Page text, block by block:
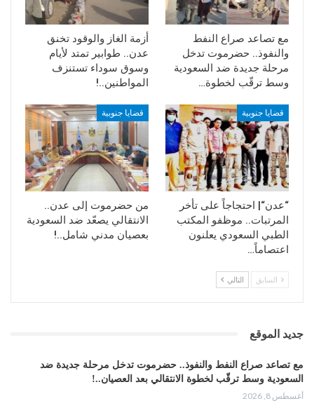
مع تصاعد صراع النفط
والنفوذ.. حضرموت تدخل
مرحلة جديدة ضد السعودية
وسط ترقّب لخطوة…
أزمة الغاز والوقود تخنق
عدن.. طوابير تمتد لأيام
وسوق سوداء تستنزف
المواطنين..!
قضايا جنوبية
“عدن“| احتجاجاً على تأخر
المرتبات.. موظفو المكتب
الطبي السعودي يعلنون
اعتصاماً…
قضايا جنوبية
من حضرموت إلى عدن..
الانتقالي يصعّد ضد السعودية
بعصيان مدني شامل..!
السابق التالي
جديد الموقع
مع تصاعد صراع النفط والنفوذ.. حضرموت تدخل مرحلة جديدة ضد
السعودية وسط ترقّب لخطوة الانتقالي بعد العصيان..!
أغسطس 8, 2026